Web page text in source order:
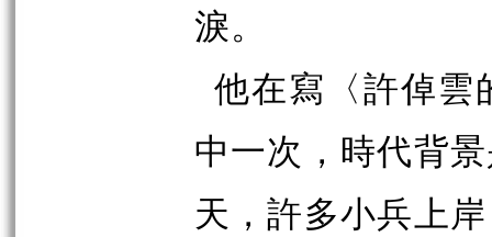
淚。
他在寫〈許倬雲
中一次，時代背
天，許多小兵上